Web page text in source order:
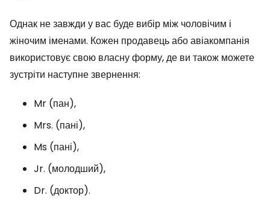
Однак не завжди у вас буде вибір між чоловічим і
жіночим іменами. Кожен продавець або авіакомпанія
використовує свою власну форму, де ви також можете
зустріти наступне звернення:
Mr (пан),
Mrs. (пані),
Ms (пані),
Jr. (молодший),
Dr. (доктор).